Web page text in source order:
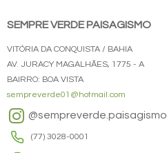
SEMPRE VERDE PAISAGISMO
VITÓRIA DA CONQUISTA / BAHIA
AV. JURACY MAGALHÃES, 1775 - A
BAIRRO: BOA VISTA
sempreverde01@hotmail.com
@sempreverde.paisagismo
(77) 3028-0001